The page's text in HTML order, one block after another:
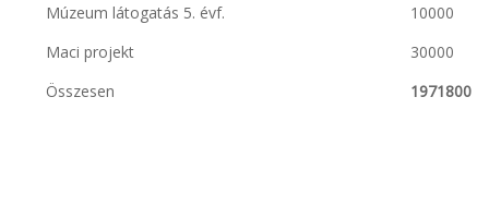
Múzeum látogatás 5. évf.
10000
Maci projekt
30000
Összesen
1971800